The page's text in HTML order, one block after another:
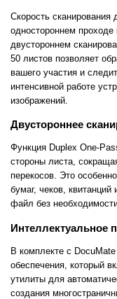
Скорость сканирования
одностороннем
двустороннем
50 листов позволяет
вашего участия и
интенсивной работе
изображений.
Двустороннее
Функция Duplex One-
стороны листа,
перекосов. Это
бумаг, чеков, квитанций
файл без
Интеллектуальное
В комплекте с
обеспечения, который
утилиты для
создания